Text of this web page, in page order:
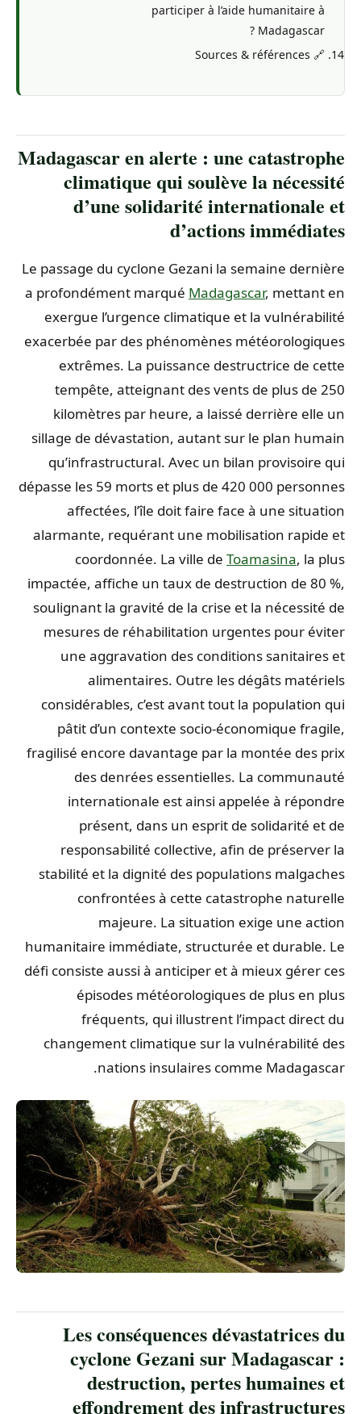
participer à l’aide humanitaire à
Madagascar ?
🔗 Sources & références
Madagascar en alerte : une catastrophe
climatique qui soulève la nécessité
d’une solidarité internationale et
d’actions immédiates
Le passage du cyclone Gezani la semaine dernière
a profondément marquéMadagascar , mettant en
exergue l’urgence climatique et la vulnérabilité
exacerbée par des phénomènes météorologiques
extrêmes. La puissance destructrice de cette
tempête, atteignant des vents de plus de 250
kilomètres par heure, a laissé derrière elle un
sillage de dévastation, autant sur le plan humain
qu’infrastructural. Avec un bilan provisoire qui
dépasse les 59 morts et plus de 420 000 personnes
affectées, l’île doit faire face à une situation
alarmante, requérant une mobilisation rapide et
coordonnée. La ville deToamasina , la plus
impactée, affiche un taux de destruction de 80 %,
soulignant la gravité de la crise et la nécessité de
mesures de réhabilitation urgentes pour éviter
une aggravation des conditions sanitaires et
alimentaires. Outre les dégâts matériels
considérables, c’est avant tout la population qui
pâtit d’un contexte socio-économique fragile,
fragilisé encore davantage par la montée des prix
des denrées essentielles. La communauté
internationale est ainsi appelée à répondre
présent, dans un esprit de solidarité et de
responsabilité collective, afin de préserver la
stabilité et la dignité des populations malgaches
confrontées à cette catastrophe naturelle
majeure. La situation exige une action
humanitaire immédiate, structurée et durable. Le
défi consiste aussi à anticiper et à mieux gérer ces
épisodes météorologiques de plus en plus
fréquents, qui illustrent l’impact direct du
changement climatique sur la vulnérabilité des
nations insulaires comme Madagascar.
Les conséquences dévastatrices du
cyclone Gezani sur Madagascar :
destruction, pertes humaines et
effondrement des infrastructures